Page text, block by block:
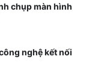
chụp màn hình
nghệ kết nối